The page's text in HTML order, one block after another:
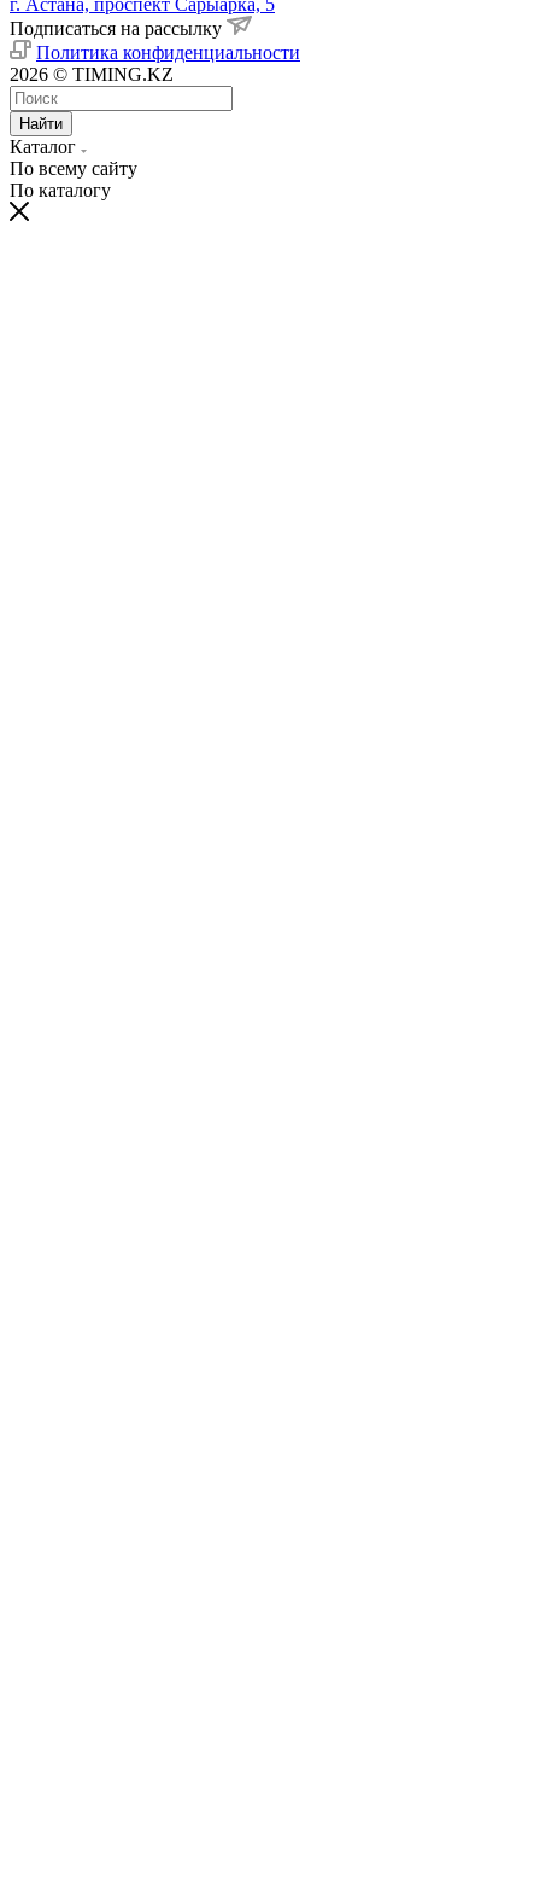
Подписаться на рассылку
Политика конфиденциальности
2026 © TIMING.KZ
Найти
Каталог
По всему сайту
По каталогу